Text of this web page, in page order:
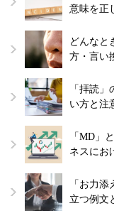
意味を正
どんなと
方・言い
「拝読
い方と注
「MD」
ネスにお
「お力
立つ例文